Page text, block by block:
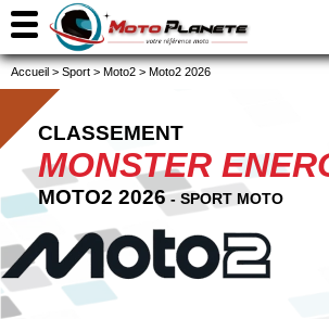
Accueil > Sport > Moto2 > Moto2 2026
CLASSEMENT
MONSTER
MOTO2 2026- SPORT MOTO